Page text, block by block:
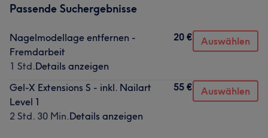
Passende Suchergebnisse
Nagelmodellage entfernen -
Fremdarbeit
1 Std.Details anzeigen
20 € Auswählen
Gel-X Extensions S - inkl. Nailart
Level 1
2 Std. 30 Min.Details anzeigen
55 € Auswählen